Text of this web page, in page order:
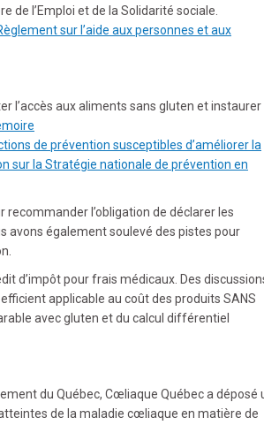
de l’Emploi et de la Solidarité sociale.
sur l’aide aux personnes et aux
l’accès aux aliments sans gluten et instaurer
de prévention susceptibles d’améliorer la
sur la Stratégie nationale de prévention en
recommander l’obligation de déclarer les
avons également soulevé des pistes pour
d’impôt pour frais médicaux. Des
applicable au coût des produits SANS
avec gluten et du calcul différentiel
du Québec, Cœliaque Québec a déposé
de la maladie cœliaque en matière de